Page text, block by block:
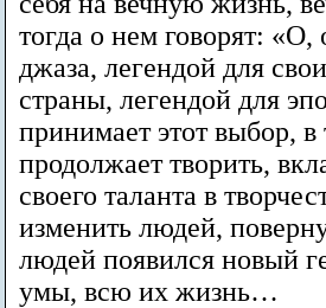
тогда о нем говорят:
джаза, легендой для
страны, легендой для
принимает этот выбор,
продолжает творить,
своего таланта в
изменить людей,
людей появился новый
умы, всю их жизнь…